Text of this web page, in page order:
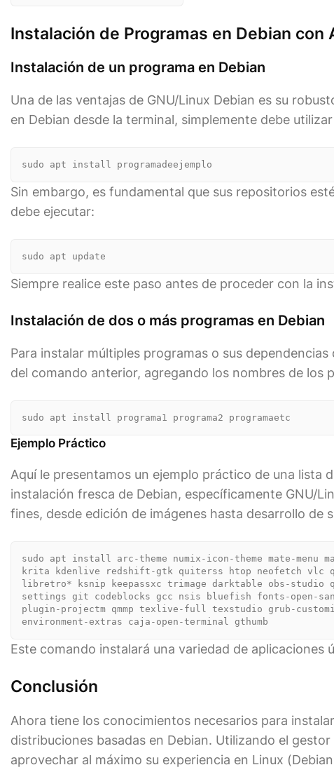
Instalación de Programas en Debian con
Instalación de un programa en Debian
Una de las ventajas de GNU/Linux Debian es su
en Debian desde la terminal, simplemente debe
sudo apt install programadeejemplo
Sin embargo, es fundamental que sus repositorios
debe ejecutar:
sudo apt update
Siempre realice este paso antes de proceder con la
Instalación de dos o más programas en Debian
Para instalar múltiples programas o sus
del comando anterior, agregando los nombres de los
sudo apt install programa1 programa2 programaetc
Ejemplo Práctico
Aquí le presentamos un ejemplo práctico de una lista
instalación fresca de Debian, específicamente GNU/
fines, desde edición de imágenes hasta desarrollo de
sudo apt install arc-theme numix-icon-theme mate-menu
krita kdenlive redshift-gtk quiterss htop neofetch vlc
libretro* ksnip keepassxc trimage darktable obs-
settings git codeblocks gcc nsis bluefish fonts-open-
plugin-projectm qmmp texlive-full texstudio grub-
environment-extras caja-open-terminal gthumb
Este comando instalará una variedad de aplicaciones
Conclusión
Ahora tiene los conocimientos necesarios para
distribuciones basadas en Debian. Utilizando el
aprovechar al máximo su experiencia en Linux